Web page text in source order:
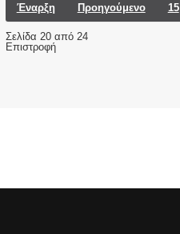
Έναρξη Προηγούμενο 15
Σελίδα 20 από 24
Επιστροφή